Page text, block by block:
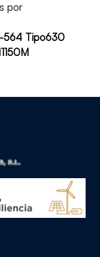
por
564 Tipo630